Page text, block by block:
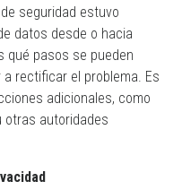
seguridad estuvo
datos desde o hacia
qué pasos se pueden
rectificar el problema. Es
adicionales, como
otras autoridades